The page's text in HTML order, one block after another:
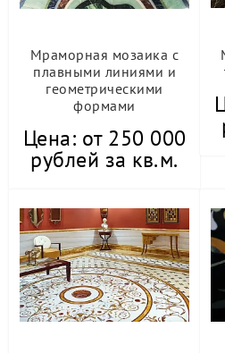
Мраморная мозаика с
плавными линиями и
геометрическими
формами
Цена: от 250 000
рублей за кв.м.